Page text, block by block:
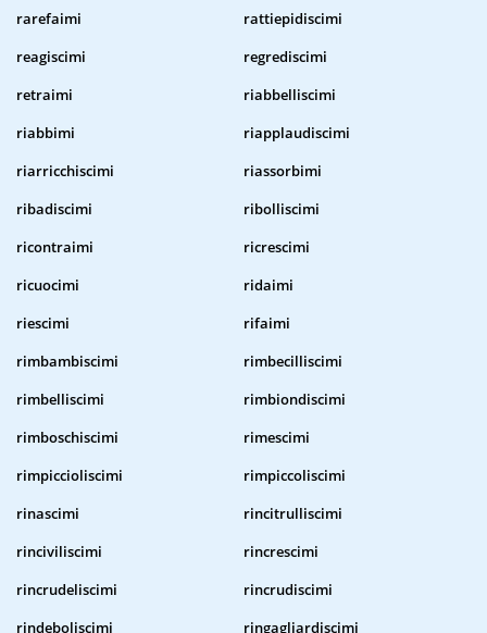
rarefaimi
rattiepidiscimi
reagiscimi
regrediscimi
retraimi
riabbelliscimi
riabbimi
riapplaudiscimi
riarricchiscimi
riassorbimi
ribadiscimi
ribolliscimi
ricontraimi
ricrescimi
ricuocimi
ridaimi
riescimi
rifaimi
rimbambiscimi
rimbecilliscimi
rimbelliscimi
rimbiondiscimi
rimboschiscimi
rimescimi
rimpiccioliscimi
rimpiccoliscimi
rinascimi
rincitrulliscimi
rinciviliscimi
rincrescimi
rincrudeliscimi
rincrudiscimi
rindeboliscimi
ringagliardiscimi